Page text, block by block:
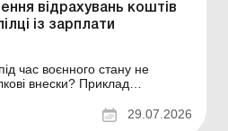
відрахувань коштів
із зарплати
час воєнного стану не
внески? Приклад
29.07.2026